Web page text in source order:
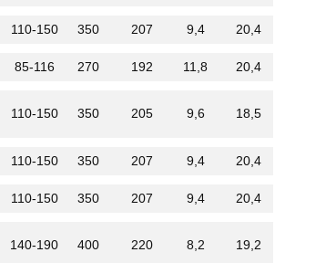
110-150 350 207 9,4 20,4
85-116 270 192 11,8 20,4
110-150 350 205 9,6 18,5
110-150 350 207 9,4 20,4
110-150 350 207 9,4 20,4
140-190 400 220 8,2 19,2